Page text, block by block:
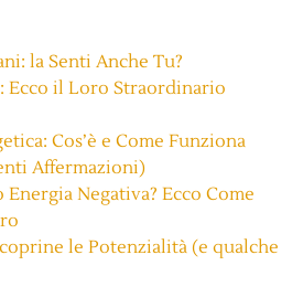
la Senti Anche Tu?
Ecco il Loro Straordinario
Cos’è e Come Funziona
Affermazioni)
Negativa? Ecco Come
le Potenzialità (e qualche